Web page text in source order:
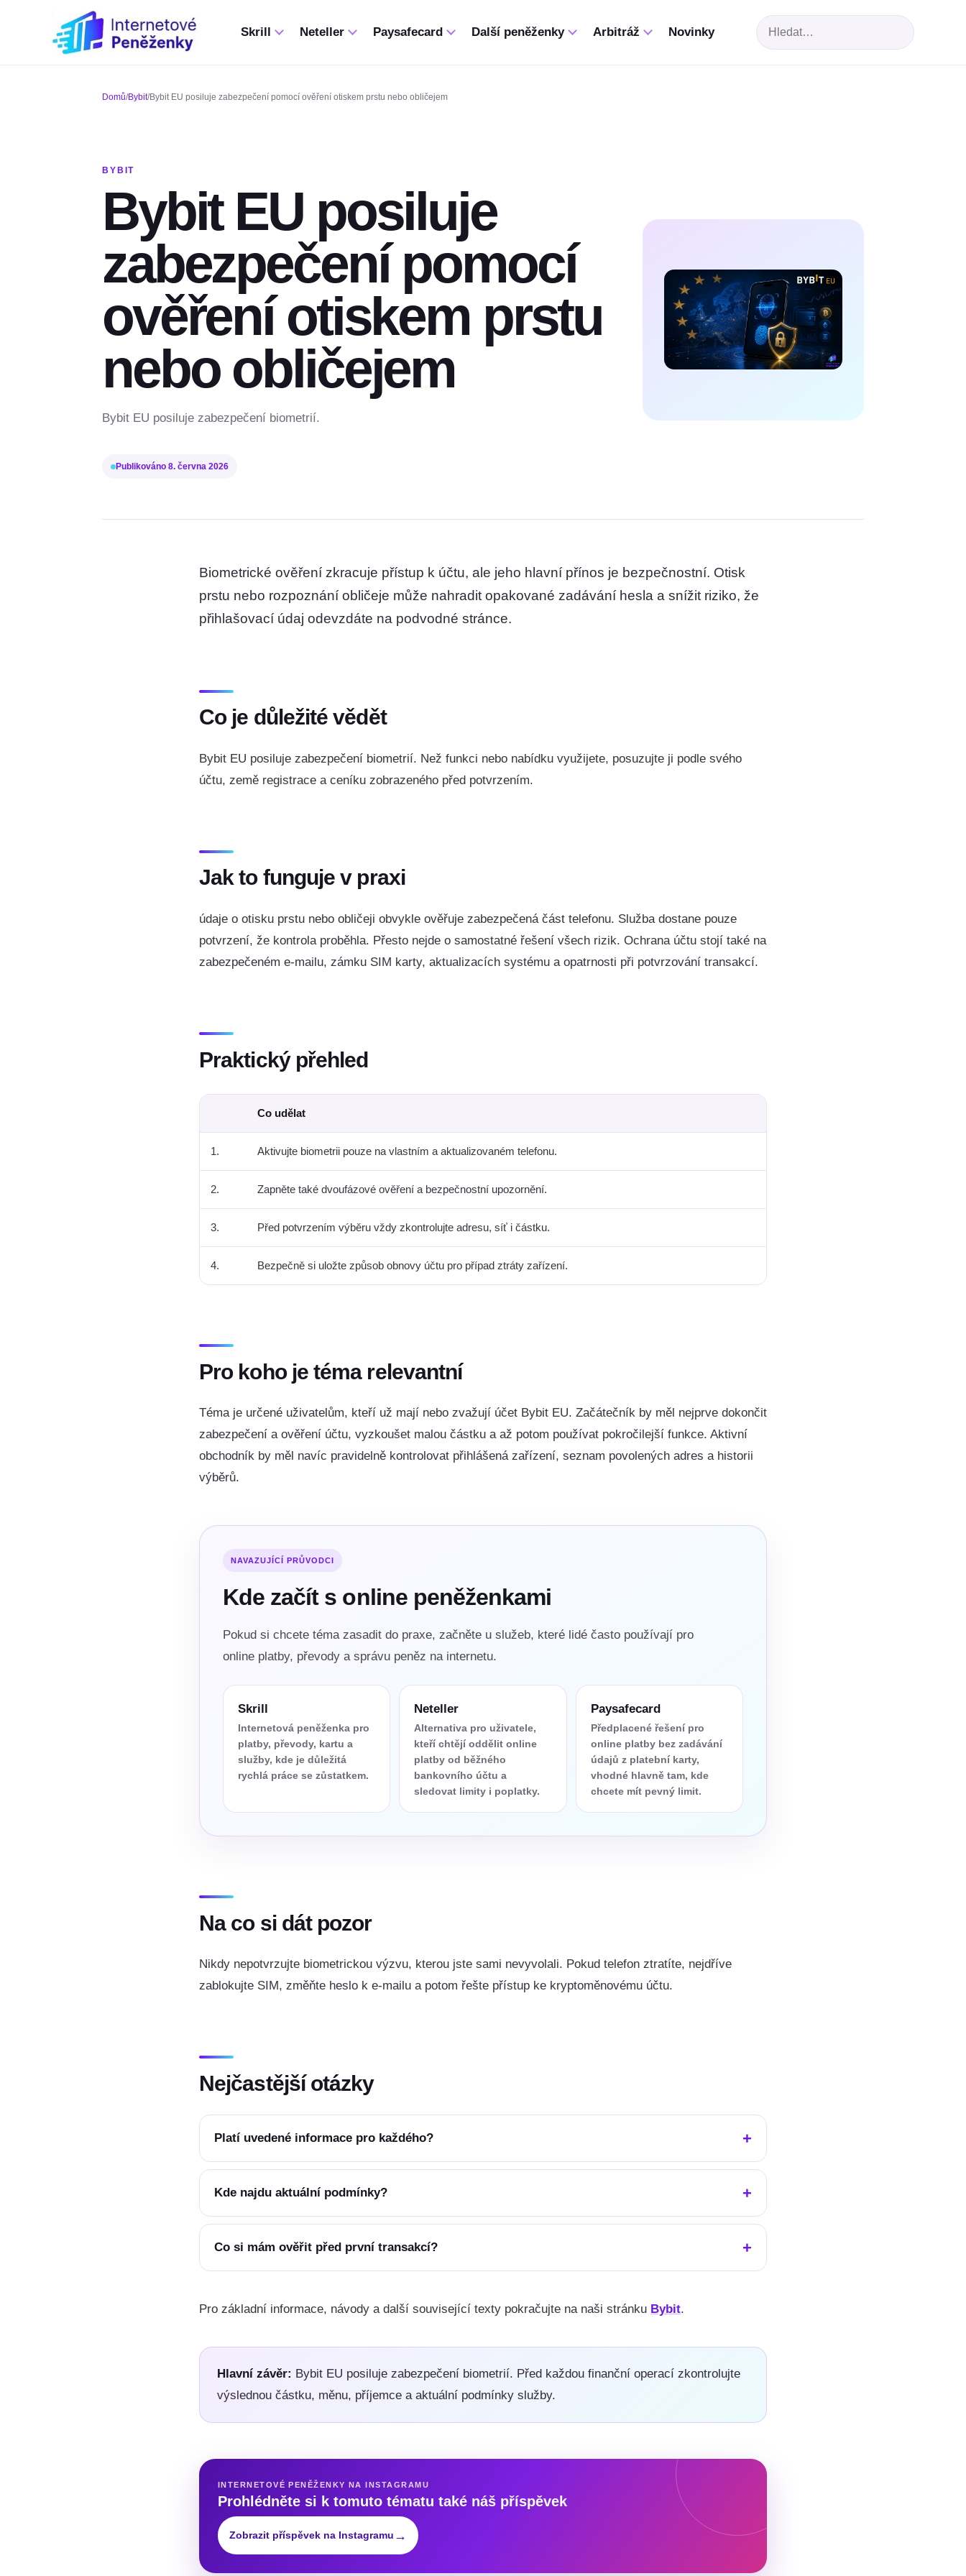
Skrill Neteller Paysafecard Další peněženky Arbitráž Novinky
Hledat
Domů/Bybit/Bybit EU posiluje zabezpečení pomocí ověření otiskem prstu nebo obličejem
BYBIT
Bybit EU posiluje
zabezpečení pomocí
ověření otiskem prstu
nebo obličejem
Bybit EU posiluje zabezpečení biometrií.
Publikováno 8. června 2026
Biometrické ověření zkracuje přístup k účtu, ale jeho hlavní přínos je bezpečnostní. Otisk
prstu nebo rozpoznání obličeje může nahradit opakované zadávání hesla a snížit riziko, že
přihlašovací údaj odevzdáte na podvodné stránce.
Co je důležité vědět
Bybit EU posiluje zabezpečení biometrií. Než funkci nebo nabídku využijete, posuzujte ji podle svého
účtu, země registrace a ceníku zobrazeného před potvrzením.
Jak to funguje v praxi
údaje o otisku prstu nebo obličeji obvykle ověřuje zabezpečená část telefonu. Služba dostane pouze
potvrzení, že kontrola proběhla. Přesto nejde o samostatné řešení všech rizik. Ochrana účtu stojí také na
zabezpečeném e-mailu, zámku SIM karty, aktualizacích systému a opatrnosti při potvrzování transakcí.
Praktický přehled
Co udělat
1. Aktivujte biometrii pouze na vlastním a aktualizovaném telefonu.
2. Zapněte také dvoufázové ověření a bezpečnostní upozornění.
3. Před potvrzením výběru vždy zkontrolujte adresu, síť i částku.
4. Bezpečně si uložte způsob obnovy účtu pro případ ztráty zařízení.
Pro koho je téma relevantní
Téma je určené uživatelům, kteří už mají nebo zvažují účet Bybit EU. Začátečník by měl nejprve dokončit
zabezpečení a ověření účtu, vyzkoušet malou částku a až potom používat pokročilejší funkce. Aktivní
obchodník by měl navíc pravidelně kontrolovat přihlášená zařízení, seznam povolených adres a historii
výběrů.
NAVAZUJÍCÍ PRŮVODCI
Kde začít s online peněženkami
Pokud si chcete téma zasadit do praxe, začněte u služeb, které lidé často používají pro
online platby, převody a správu peněz na internetu.
Skrill
Internetová peněženka pro
platby, převody, kartu a
služby, kde je důležitá
rychlá práce se zůstatkem.
Neteller
Alternativa pro uživatele,
kteří chtějí oddělit online
platby od běžného
bankovního účtu a
sledovat limity i poplatky.
Paysafecard
Předplacené řešení pro
online platby bez zadávání
údajů z platební karty,
vhodné hlavně tam, kde
chcete mít pevný limit.
Na co si dát pozor
Nikdy nepotvrzujte biometrickou výzvu, kterou jste sami nevyvolali. Pokud telefon ztratíte, nejdříve
zablokujte SIM, změňte heslo k e-mailu a potom řešte přístup ke kryptoměnovému účtu.
Nejčastější otázky
Platí uvedené informace pro každého?
Kde najdu aktuální podmínky?
Co si mám ověřit před první transakcí?
Pro základní informace, návody a další související texty pokračujte na naši stránku Bybit.
Hlavní závěr: Bybit EU posiluje zabezpečení biometrií. Před každou finanční operací zkontrolujte
výslednou částku, měnu, příjemce a aktuální podmínky služby.
INTERNETOVÉ PENĚŽENKY NA INSTAGRAMU
Prohlédněte si k tomuto tématu také náš příspěvek
Zobrazit příspěvek na Instagramu →